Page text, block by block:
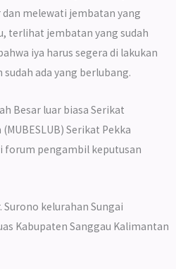
melewati jembatan yang
terlihat jembatan yang sudah
iya harus segera di lakukan
ada yang berlubang.
Besar luar biasa Serikat
Serikat Pekka
forum pengambil keputusan
Surono kelurahan Sungai
Kabupaten Sanggau Kalimantan